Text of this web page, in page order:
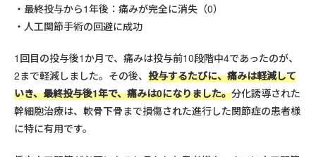
最終投与から1年後：痛みが完全に消失（0）
人工関節手術の回避に成功
1回目の投与後1か月で、痛みは投与前10段階中4であったのが、
2まで軽減しました。その後、 投与するたびに、痛みは軽減して
いき、最終投与後1年で、痛みは0になりました。分化誘導された
幹細胞治療は、軟骨下骨まで損傷された進行した関節症の患者様
に特に有用です。